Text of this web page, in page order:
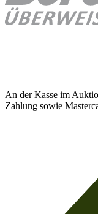
An der Kasse im
Zahlung sowie